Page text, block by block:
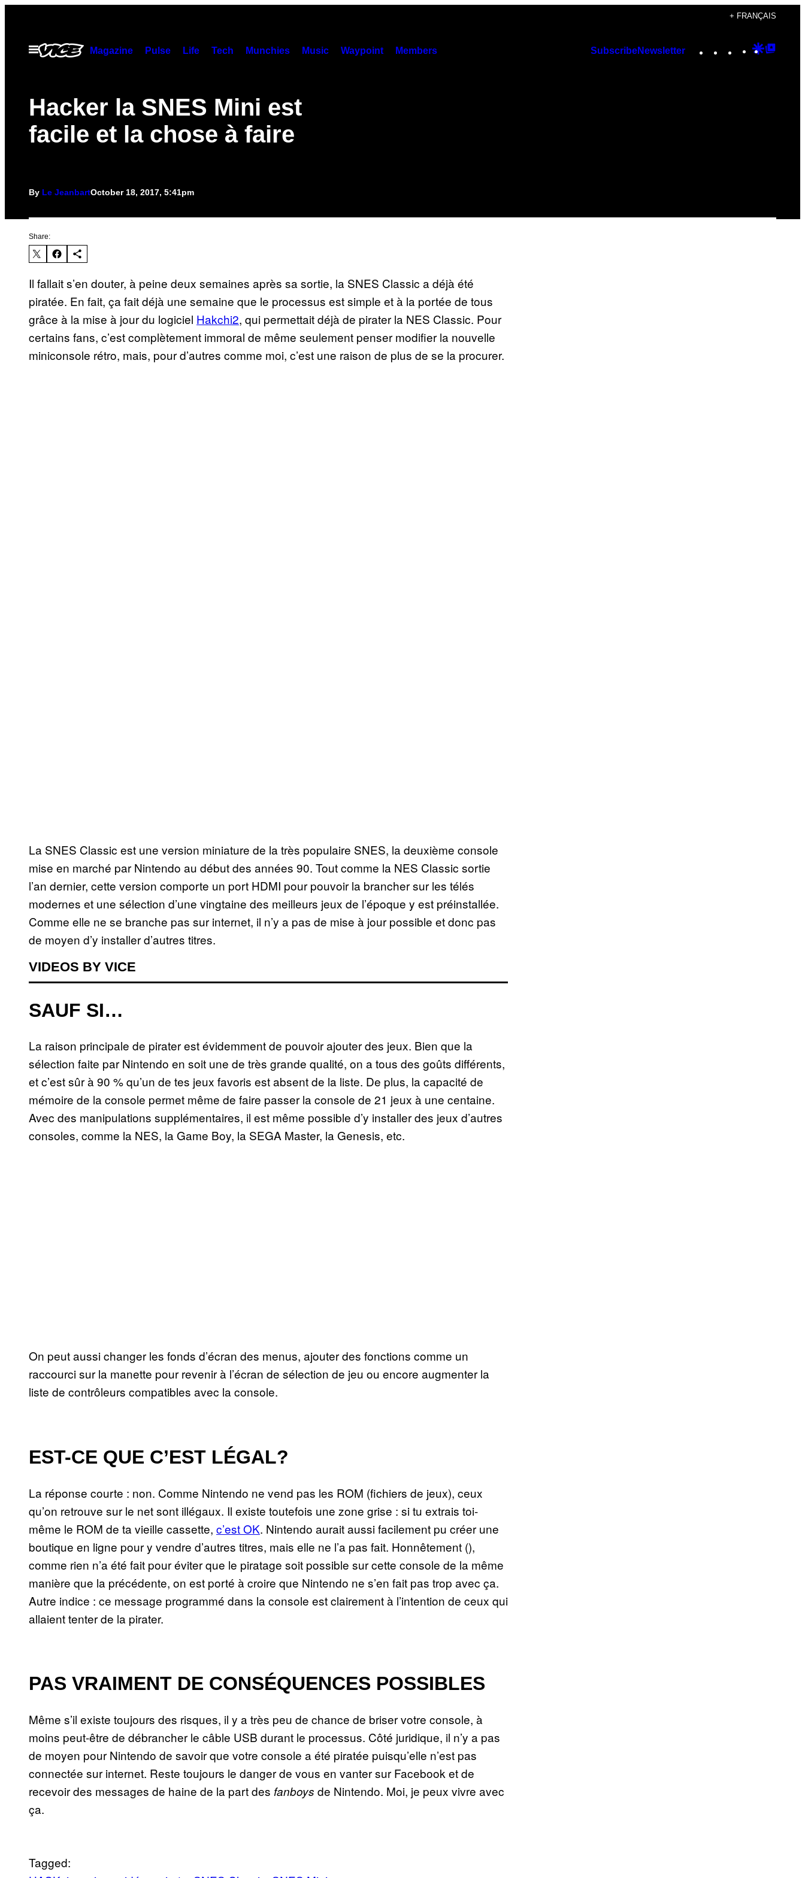
content
+ FRANÇAIS
Open
Menu
Magazine Pulse Life Tech Munchies Music Waypoint Members SubscribeNewsletter Instagram
TikTok
YouTube
Google
Hacker la SNES Mini est
facile et la chose à faire
By Le JeanbartOctober 18, 2017, 5:41pm
Share:
Il fallait s’en douter, à peine deux semaines après sa sortie, la SNES Classic a déjà été
piratée. En fait, ça fait déjà une semaine que le processus est simple et à la portée de tous
grâce à la mise à jour du logiciel Hakchi2, qui permettait déjà de pirater la NES Classic. Pour
certains fans, c’est complètement immoral de même seulement penser modifier la nouvelle
miniconsole rétro, mais, pour d’autres comme moi, c’est une raison de plus de se la procurer.
La SNES Classic est une version miniature de la très populaire SNES, la deuxième console
mise en marché par Nintendo au début des années 90. Tout comme la NES Classic sortie
l’an dernier, cette version comporte un port HDMI pour pouvoir la brancher sur les télés
modernes et une sélection d’une vingtaine des meilleurs jeux de l’époque y est préinstallée.
Comme elle ne se branche pas sur internet, il n’y a pas de mise à jour possible et donc pas
de moyen d’y installer d’autres titres.
VIDEOS BY VICE
SAUF SI…
La raison principale de pirater est évidemment de pouvoir ajouter des jeux. Bien que la
sélection faite par Nintendo en soit une de très grande qualité, on a tous des goûts différents,
et c’est sûr à 90 % qu’un de tes jeux favoris est absent de la liste. De plus, la capacité de
mémoire de la console permet même de faire passer la console de 21 jeux à une centaine.
Avec des manipulations supplémentaires, il est même possible d’y installer des jeux d’autres
consoles, comme la NES, la Game Boy, la SEGA Master, la Genesis, etc.
On peut aussi changer les fonds d’écran des menus, ajouter des fonctions comme un
raccourci sur la manette pour revenir à l’écran de sélection de jeu ou encore augmenter la
liste de contrôleurs compatibles avec la console.
EST-CE QUE C’EST LÉGAL?
La réponse courte : non. Comme Nintendo ne vend pas les ROM (fichiers de jeux), ceux
qu’on retrouve sur le net sont illégaux. Il existe toutefois une zone grise : si tu extrais toi-
même le ROM de ta vieille cassette, c’est OK. Nintendo aurait aussi facilement pu créer une
boutique en ligne pour y vendre d’autres titres, mais elle ne l’a pas fait. Honnêtement (),
comme rien n’a été fait pour éviter que le piratage soit possible sur cette console de la même
manière que la précédente, on est porté à croire que Nintendo ne s’en fait pas trop avec ça.
Autre indice : ce message programmé dans la console est clairement à l’intention de ceux qui
allaient tenter de la pirater.
PAS VRAIMENT DE CONSÉQUENCES POSSIBLES
Même s’il existe toujours des risques, il y a très peu de chance de briser votre console, à
moins peut-être de débrancher le câble USB durant le processus. Côté juridique, il n’y a pas
de moyen pour Nintendo de savoir que votre console a été piratée puisqu’elle n’est pas
connectée sur internet. Reste toujours le danger de vous en vanter sur Facebook et de
recevoir des messages de haine de la part des fanboys de Nintendo. Moi, je peux vivre avec
ça.
Tagged: